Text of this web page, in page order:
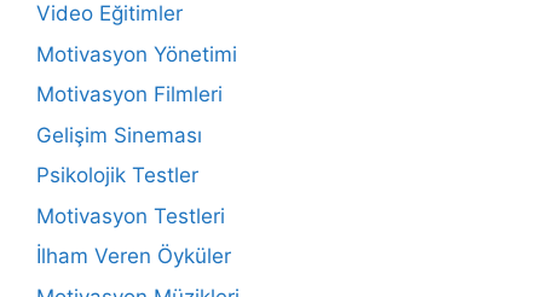
Video Eğitimler
Motivasyon Yönetimi
Motivasyon Filmleri
Gelişim Sineması
Psikolojik Testler
Motivasyon Testleri
İlham Veren Öyküler